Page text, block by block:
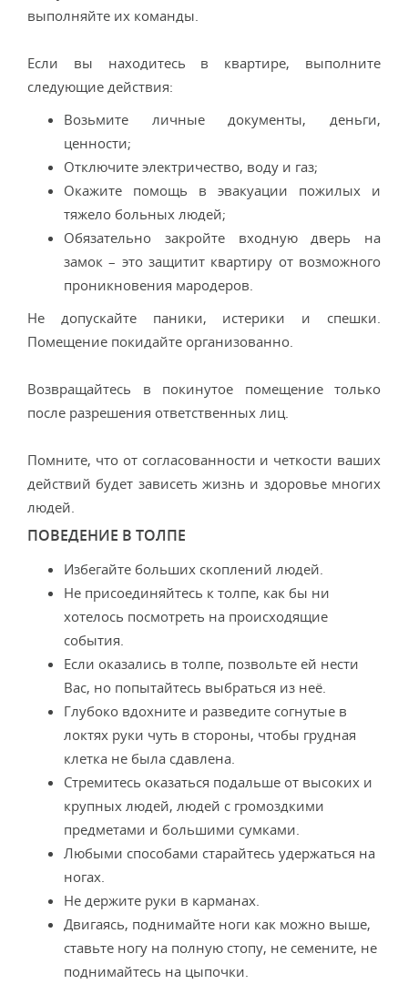
выполняйте их команды.
Если вы находитесь в квартире, выполните
следующие действия:
Возьмите личные документы, деньги,
ценности;
Отключите электричество, воду и газ;
Окажите помощь в эвакуации пожилых и
тяжело больных людей;
Обязательно закройте входную дверь на
замок – это защитит квартиру от возможного
проникновения мародеров.
Не допускайте паники, истерики и спешки.
Помещение покидайте организованно.
Возвращайтесь в покинутое помещение только
после разрешения ответственных лиц.
Помните, что от согласованности и четкости ваших
действий будет зависеть жизнь и здоровье многих
людей.
ПОВЕДЕНИЕ В ТОЛПЕ
Избегайте больших скоплений людей.
Не присоединяйтесь к толпе, как бы ни
хотелось посмотреть на происходящие
события.
Если оказались в толпе, позвольте ей нести
Вас, но попытайтесь выбраться из неё.
Глубоко вдохните и разведите согнутые в
локтях руки чуть в стороны, чтобы грудная
клетка не была сдавлена.
Стремитесь оказаться подальше от высоких и
крупных людей, людей с громоздкими
предметами и большими сумками.
Любыми способами старайтесь удержаться на
ногах.
Не держите руки в карманах.
Двигаясь, поднимайте ноги как можно выше,
ставьте ногу на полную стопу, не семените, не
поднимайтесь на цыпочки.